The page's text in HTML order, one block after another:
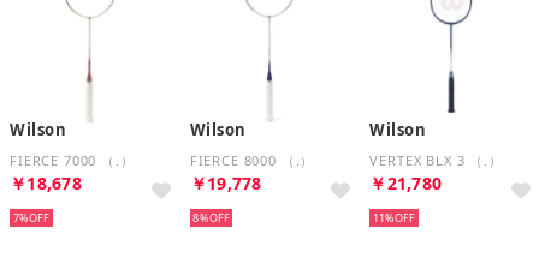
Wilson
FIERCE 7000 （.）
￥18,678
7%
Wilson
FIERCE 8000 （.）
￥19,778
8%
Wilson
VERTEX BLX 3 （.）
￥21,780
11%